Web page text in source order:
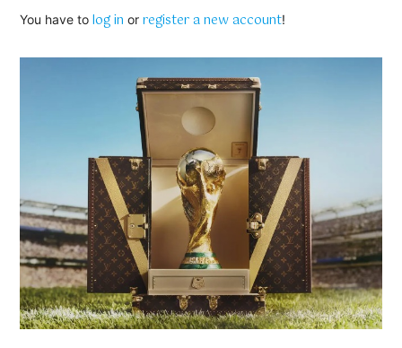
You have tolog in orregister a new account!